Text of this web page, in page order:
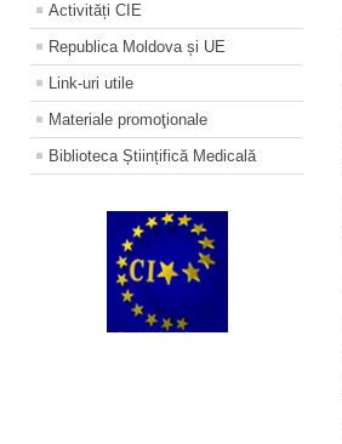
Activități CIE
Republica Moldova și UE
Link-uri utile
Materiale promoţionale
Biblioteca Științifică Medicală